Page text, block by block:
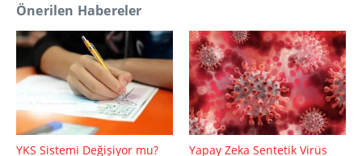
Önerilen Habereler
YKS Sistemi Değişiyor mu?
Yapay Zeka Sentetik Virüs